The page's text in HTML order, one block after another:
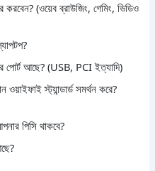
করবেন? (ওয়েব ব্রাউজিং, গেমিং, ভিডিও
পোর্ট আছে? (USB, PCI ইত্যাদি)
স্ট্যান্ডার্ড সমর্থন করে?
পিসি থাকবে?